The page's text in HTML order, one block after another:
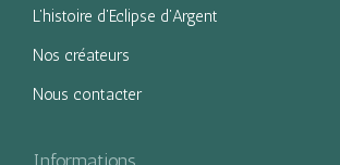
L’histoire d’Eclipse d’Argent
Nos créateurs
Nous contacter